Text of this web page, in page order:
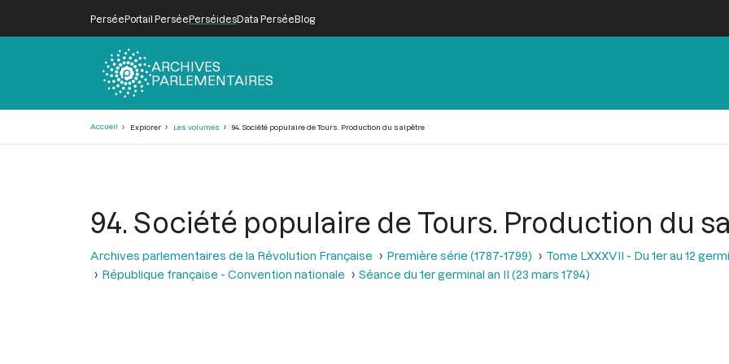
PerséePortail PerséePerséidesData PerséeBlog
ARCHIVES
PARLEMENTAIRES
Accueil Explorer Les volumes 94. Société populaire de Tours. Production du salpêtre
94. Société populaire de Tours. Production du
Archives parlementaires de la Révolution Française Première série (1787-1799)
Tome LXXXVII - Du 1er au 12
République française - Convention nationale
Séance du 1er germinal an II (23 mars 1794)